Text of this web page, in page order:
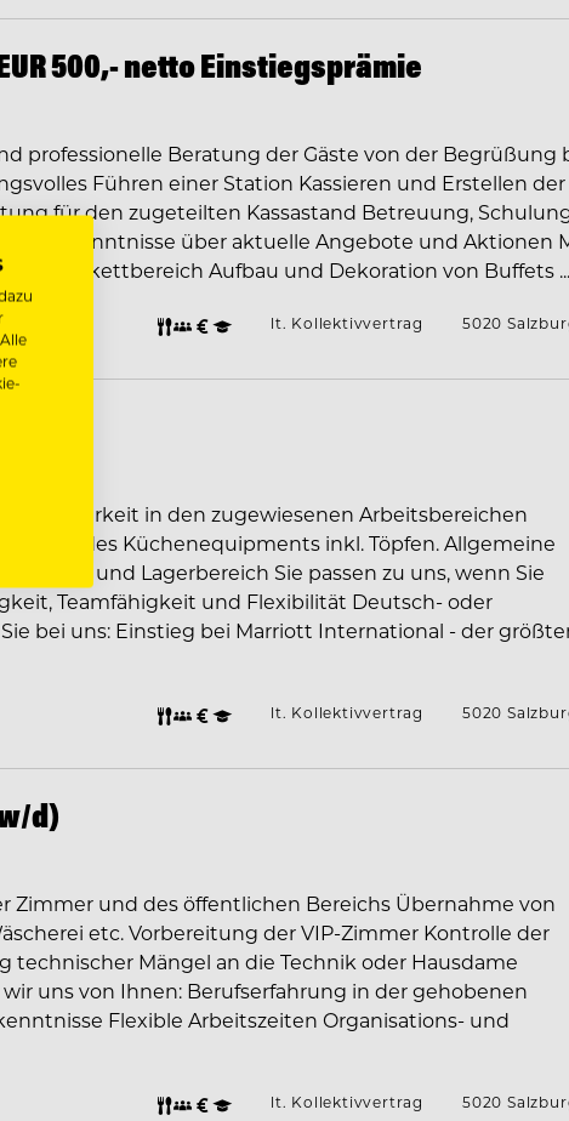
500,- netto Einstiegsprämie
professionelle Beratung der Gäste von der Begrüßung
Führen einer Station Kassieren und Erstellen der
für den zugeteilten Kassastand Betreuung,
Kenntnisse über aktuelle Angebote und Aktionen
Bankettbereich Aufbau und Dekoration von Buffets ...
lt. Kollektivvertrag 5020
Sauberkeit in den zugewiesenen Arbeitsbereichen
sowie des Küchenequipments inkl. Töpfen. Allgemeine
und Lagerbereich Sie passen zu uns, wenn Sie
Teamfähigkeit und Flexibilität Deutsch- oder
bei uns: Einstieg bei Marriott International - der
lt. Kollektivvertrag 5020
d)
Zimmer und des öffentlichen Bereichs Übernahme von
etc. Vorbereitung der VIP-Zimmer Kontrolle der
Mängel an die Technik oder Hausdame
uns von Ihnen: Berufserfahrung in der gehobenen
Flexible Arbeitszeiten Organisations- und
lt. Kollektivvertrag 5020